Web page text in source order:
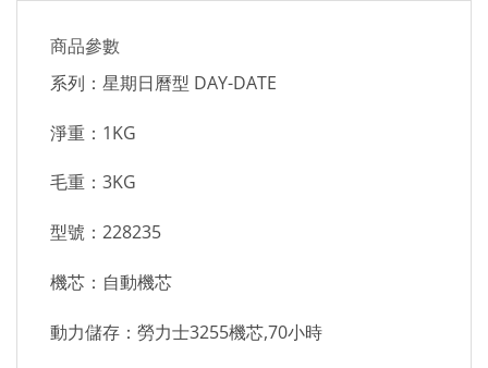
商品參數
系列：星期日曆型 DAY-DATE
淨重：1KG
毛重：3KG
型號：228235
機芯：自動機芯
動力儲存：勞力士3255機芯,70小時